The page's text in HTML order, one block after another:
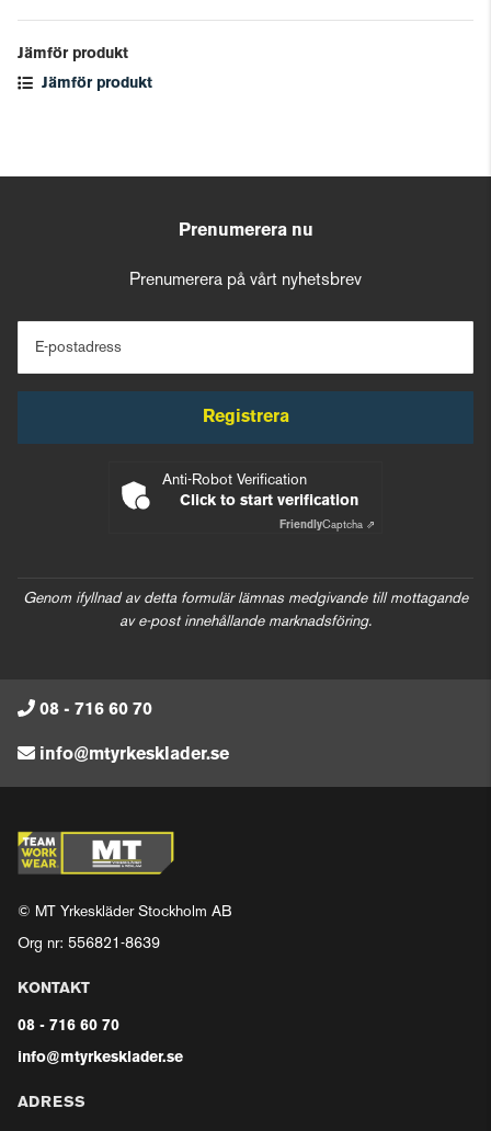
Jämför produkt
Jämför produkt
Prenumerera nu
Prenumerera på vårt nyhetsbrev
E-postadress
Registrera
Anti-Robot Verification
Click to start verification
FriendlyCaptcha ⇗
Genom ifyllnad av detta formulär lämnas medgivande till mottagande
av e-post innehållande marknadsföring.
08 - 716 60 70
info@mtyrkesklader.se
© MT Yrkeskläder Stockholm AB
Org nr: 556821-8639
KONTAKT
08 - 716 60 70
info@mtyrkesklader.se
ADRESS